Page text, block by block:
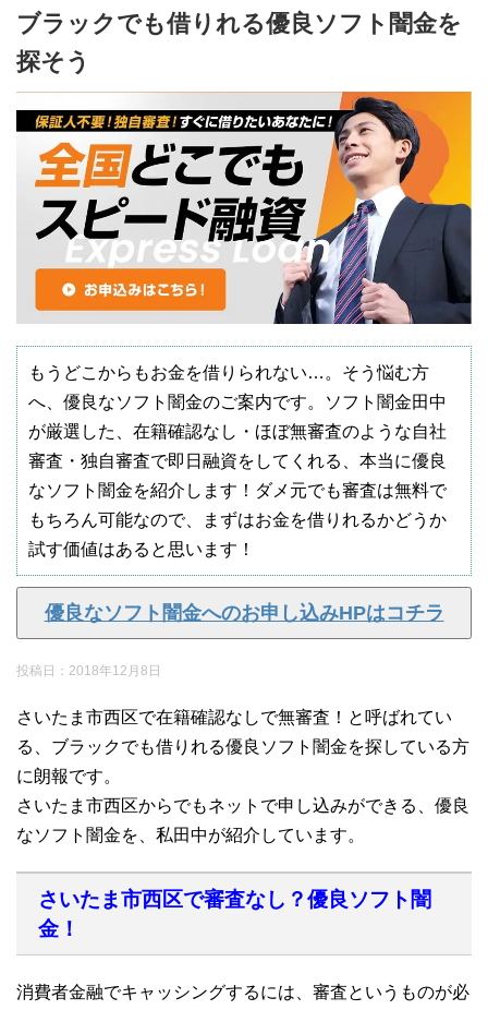
ブラックでも借りれる優良ソフト闇金を
探そう
もうどこからもお金を借りられない…。そう悩む方
へ、優良なソフト闇金のご案内です。ソフト闇金田中
が厳選した、在籍確認なし・ほぼ無審査のような自社
審査・独自審査で即日融資をしてくれる、本当に優良
なソフト闇金を紹介します！ダメ元でも審査は無料で
もちろん可能なので、まずはお金を借りれるかどうか
試す価値はあると思います！
優良なソフト闇金へのお申し込みHPはコチラ
投稿日： 2018年12月8日
さいたま市西区で在籍確認なしで無審査！と呼ばれてい
る、ブラックでも借りれる優良ソフト闇金を探している方
に朗報です。
さいたま市西区からでもネットで申し込みができる、優良
なソフト闇金を、私田中が紹介しています。
さいたま市西区で審査なし？優良ソフト闇
金！
消費者金融でキャッシングするには、審査というものが必